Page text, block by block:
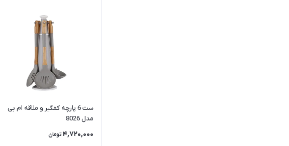
ست 6 پارچه کفگیر و ملاقه ام بی
مدل 8026
4,720,000 تومان